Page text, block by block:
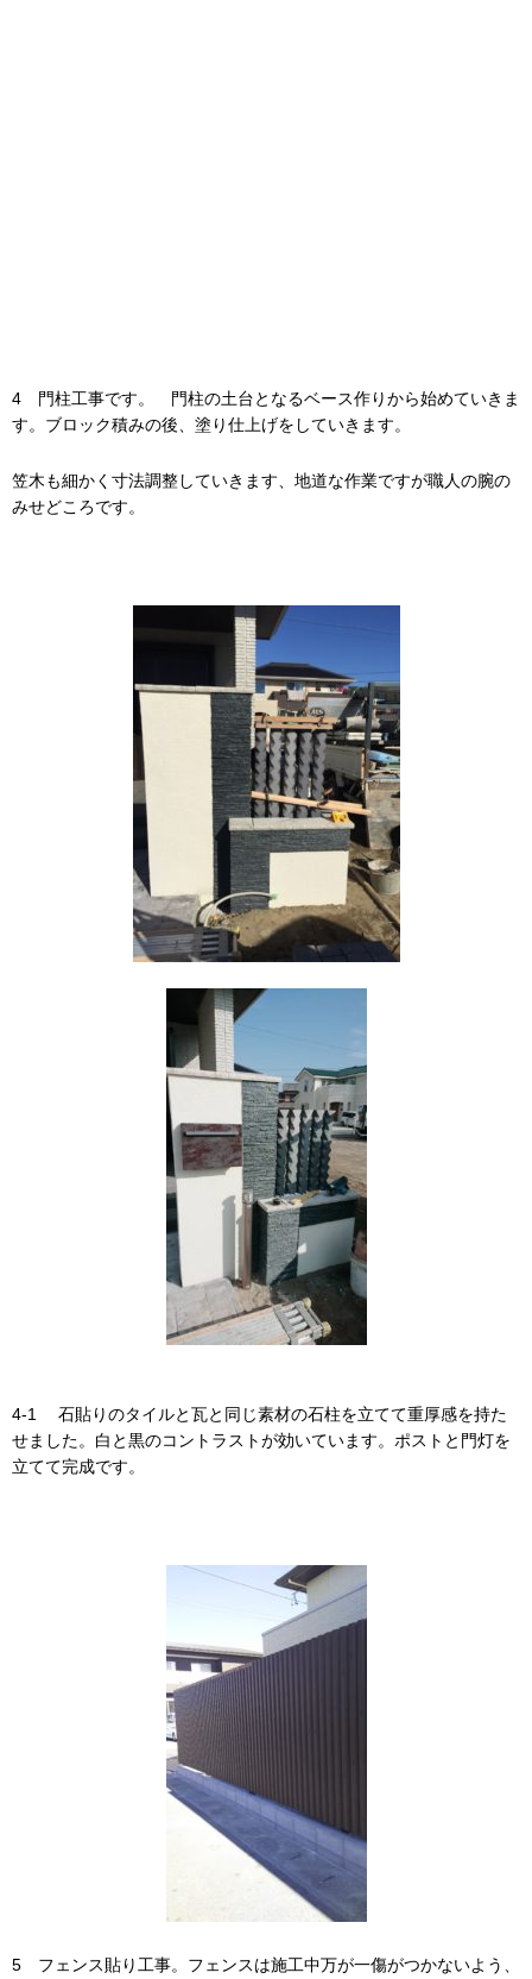
4 門柱工事です。 門柱の土台となるベース作りから始めていきま
す。ブロック積みの後、塗り仕上げをしていきます。
笠木も細かく寸法調整していきます、地道な作業ですが職人の腕の
みせどころです。
4-1 石貼りのタイルと瓦と同じ素材の石柱を立てて重厚感を持た
せました。白と黒のコントラストが効いています。ポストと門灯を
立てて完成です。
5 フェンス貼り工事。フェンスは施工中万が一傷がつかないよう、